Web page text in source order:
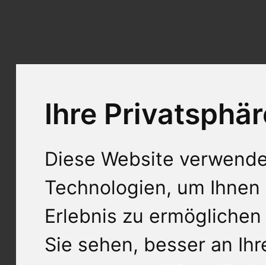
Ihre
Diese Website
Technologien, um
Erlebnis zu
Sie sehen, besser an